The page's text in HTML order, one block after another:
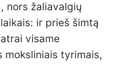
nors žaliavalgių
ir prieš šimtą
visame
moksliniais tyrimais,